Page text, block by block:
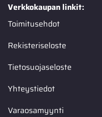
Verkkokaupan linkit:
Toimitusehdot
Rekisteriseloste
Tietosuojaseloste
Yhteystiedot
Varaosamyynti